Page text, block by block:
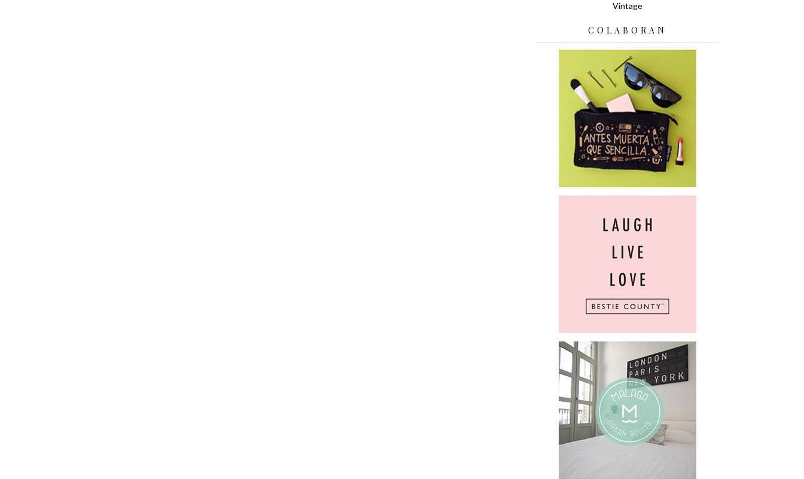
Vintage
COLABORAN